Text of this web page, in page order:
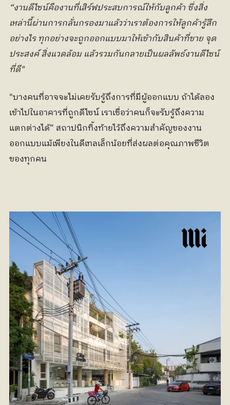
“งานดีไซน์คืองานที่เสิร์ฟประสบการณ์​ให้กับลูกค้า ซึ่งสิ่ง
เหล่านี้ผ่านการกลั่นกรองมาแล้วว่าเราต้องการให้ลูกค้ารู้สึก
อย่างไร ทุกอย่างจะถูกออกแบบมาให้เข้ากับสินค้าที่ขาย จุด
ประสงค์ สิ่งแวดล้อม แล้วรวมกันกลายเป็นผลลัพธ์งานดีไซน์
ที่ดี"
"บางคนที่อาจจะไม่เคยรับรู้ถึงการที่มีผู้ออกแบบ ถ้าได้ลอง
เข้าไปในอาคารที่ถูกดีไซน์ เราเชื่อว่าคนก็จะรับรู้ถึงความ
แตกต่างได้” สถาปนิกทิ้งท้ายไว้ถึงความสำคัญของงาน
ออกแบบแม้เพียงในดีเทลเล็กน้อยที่ส่งผลต่อคุณภาพชีวิต
ของทุกคน